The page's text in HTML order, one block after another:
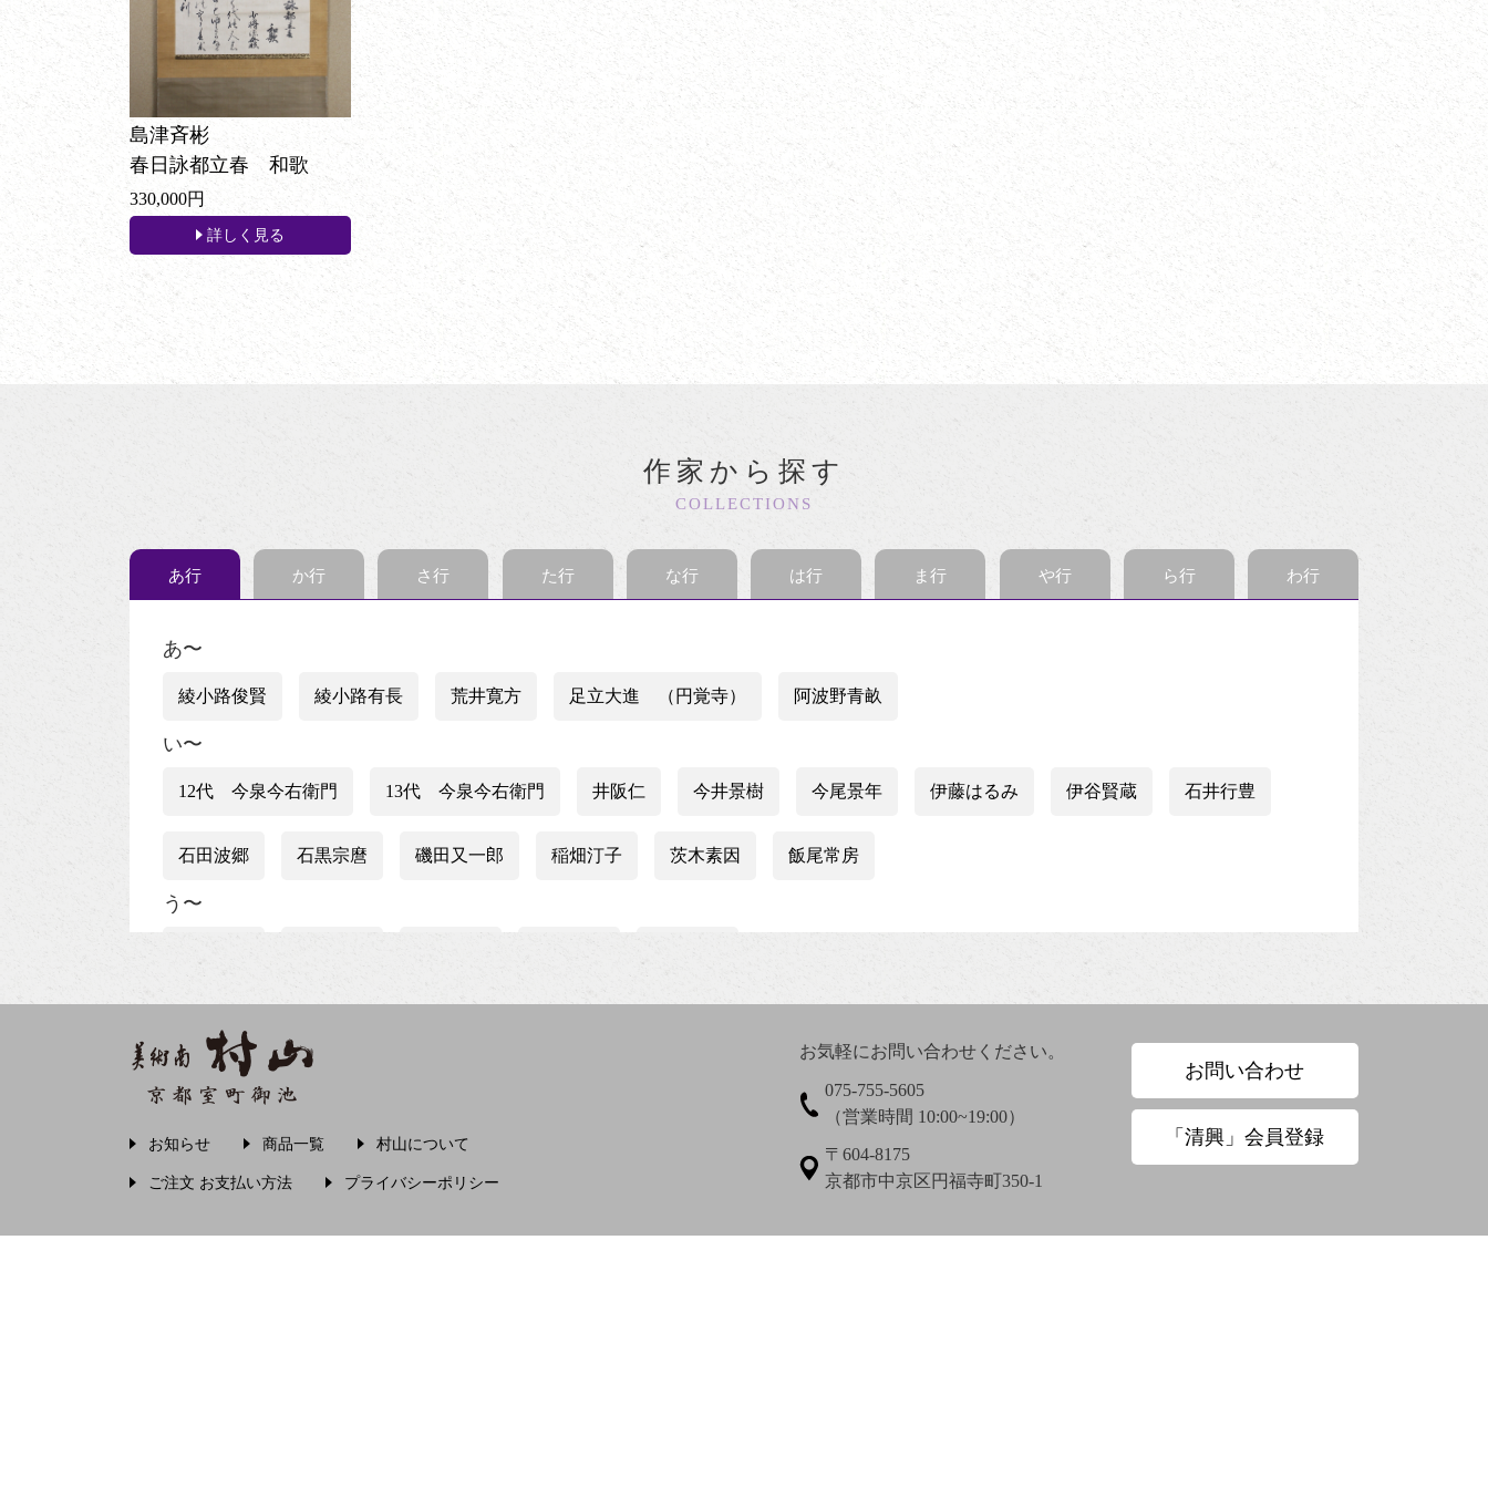
島津斉彬
春日詠都立春 和歌
330,000円
詳しく見る
作家から探す
COLLECTIONS
あ行 か行 さ行 た行 な行 は行 ま行 や行 ら行 わ行
あ〜
綾小路俊賢 綾小路有長 荒井寛方 足立大進 （円覚寺） 阿波野青畝
い〜
12代 今泉今右衛門 13代 今泉今右衛門 井阪仁 今井景樹 今尾景年 伊藤はるみ 伊谷賢蔵 石井行豊
石田波郷 石黒宗麿 磯田又一郎 稲畑汀子 茨木素因 飯尾常房
う〜
圓珠庵羅城
お〜
大田垣蓮月 大田垣蓮月 鈴木百年 奥田抱生
お知らせ 商品一覧 村山について
ご注文 お支払い方法 プライバシーポリシー
お気軽にお問い合わせください。
075-755-5605
（営業時間 10:00~19:00）
〒604-8175
京都市中京区円福寺町350-1
お問い合わせ
「清興」会員登録